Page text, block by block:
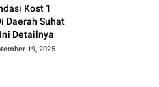
Kost 1
Daerah Suhat
Detailnya
19, 2025